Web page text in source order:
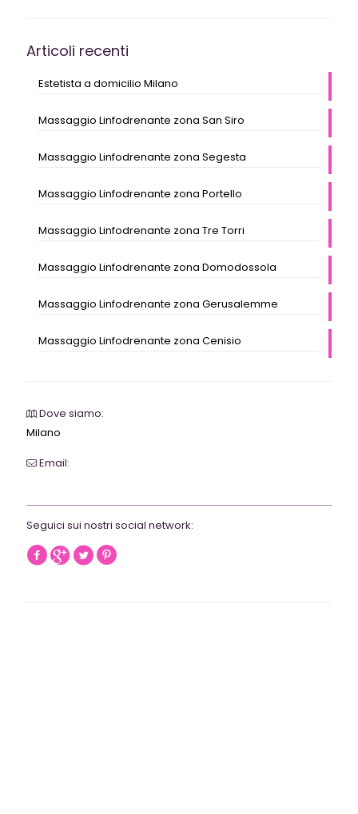
Articoli recenti
Estetista a domicilio Milano
Massaggio Linfodrenante zona San Siro
Massaggio Linfodrenante zona Segesta
Massaggio Linfodrenante zona Portello
Massaggio Linfodrenante zona Tre Torri
Massaggio Linfodrenante zona Domodossola
Massaggio Linfodrenante zona Gerusalemme
Massaggio Linfodrenante zona Cenisio
Dove siamo:
Milano
Email:
Seguici sui nostri social network: